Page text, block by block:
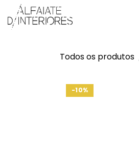
Pular para o conteúdo
Todos os produtos
-10%
-10%